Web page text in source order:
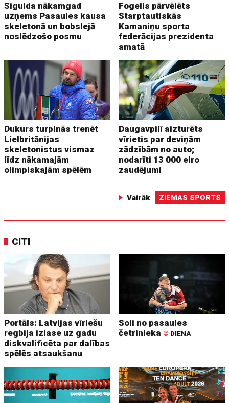
Sigulda nākamgad
uzņems Pasaules kausa
skeletonā un bobslejā
noslēdzošo posmu
Fogelis pārvēlēts
Starptautiskās
Kamaniņu sporta
federācijas prezidenta
amatā
Dukurs turpinās trenēt
Lielbritānijas
skeletonistus vismaz
līdz nākamajām
olimpiskajām spēlēm
Daugavpilī aizturēts
vīrietis par deviņām
zādzībām no auto;
nodarīti 13 000 eiro
zaudējumi
Vairāk ZIEMAS SPORTS
CITI
Portāls: Latvijas vīriešu
regbija izlase uz gadu
diskvalificēta par dalības
spēlēs atsaukšanu
Soli no pasaules
četrinieka © DIENA